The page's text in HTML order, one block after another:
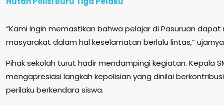
“Kami ingin memastikan bahwa pelajar di Pasuruan
masyarakat dalam hal keselamatan berlalu lintas,”
Pihak sekolah turut hadir mendampingi kegiatan. Kepala
mengapresiasi langkah kepolisian yang dinilai
perilaku berkendara siswa.